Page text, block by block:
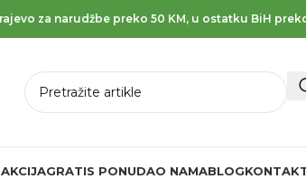
za narudžbe preko 50 KM, u ostatku BiH
AKCIJAGRATIS PONUDAO NAMABLOG